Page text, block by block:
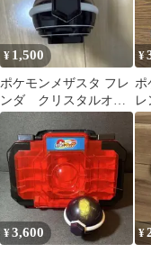
¥ 1,500
ポケモンメザスタ フレ
ンダ クリスタルオー
ブ
¥
ポ
レ
¥3,600 ¥